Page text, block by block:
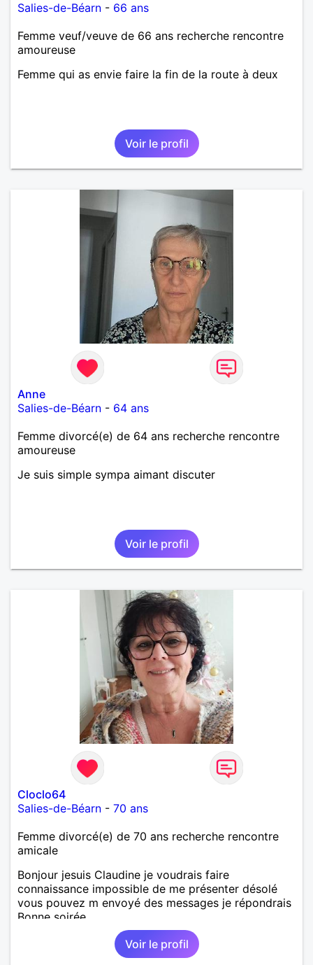
Salies-de-Béarn - 66 ans
Femme veuf/veuve de 66 ans recherche rencontre
amoureuse
Femme qui as envie faire la fin de la route à deux
Voir le profil
Anne
Salies-de-Béarn - 64 ans
Femme divorcé(e) de 64 ans recherche rencontre
amoureuse
Je suis simple sympa aimant discuter
Voir le profil
Cloclo64
Salies-de-Béarn - 70 ans
Femme divorcé(e) de 70 ans recherche rencontre
amicale
Bonjour jesuis Claudine je voudrais faire
connaissance impossible de me présenter désolé
vous pouvez m envoyé des messages je répondrais
Bonne soirée
Voir le profil